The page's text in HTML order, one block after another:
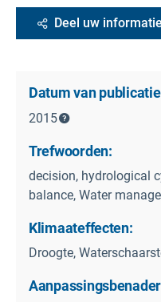
Deel uw informatie
Datum van
2015
Trefwoorden:
decision, hydrological
balance, Water
Klimaateffecten:
Droogte,